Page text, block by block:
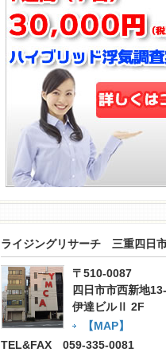
ライジングリサーチ 三重四日
〒510-0087
四日市市西新地
伊達ビルⅡ 2F
【MAP】
TEL&FAX 059-335-0081